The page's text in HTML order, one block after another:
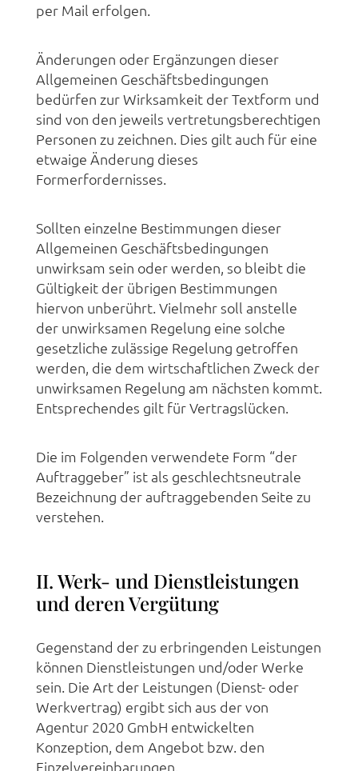
per Mail erfolgen.
Änderungen oder Ergänzungen dieser
Allgemeinen Geschäftsbedingungen
bedürfen zur Wirksamkeit der Textform und
sind von den jeweils vertretungsberechtigen
Personen zu zeichnen. Dies gilt auch für eine
etwaige Änderung dieses
Formerfordernisses.
Sollten einzelne Bestimmungen dieser
Allgemeinen Geschäftsbedingungen
unwirksam sein oder werden, so bleibt die
Gültigkeit der übrigen Bestimmungen
hiervon unberührt. Vielmehr soll anstelle
der unwirksamen Regelung eine solche
gesetzliche zulässige Regelung getroffen
werden, die dem wirtschaftlichen Zweck der
unwirksamen Regelung am nächsten kommt.
Entsprechendes gilt für Vertragslücken.
Die im Folgenden verwendete Form “der
Auftraggeber” ist als geschlechtsneutrale
Bezeichnung der auftraggebenden Seite zu
verstehen.
II. Werk- und Dienstleistungen
und deren Vergütung
Gegenstand der zu erbringenden Leistungen
können Dienstleistungen und/oder Werke
sein. Die Art der Leistungen (Dienst- oder
Werkvertrag) ergibt sich aus der von
Agentur 2020 GmbH entwickelten
Konzeption, dem Angebot bzw. den
Einzelvereinbarungen.